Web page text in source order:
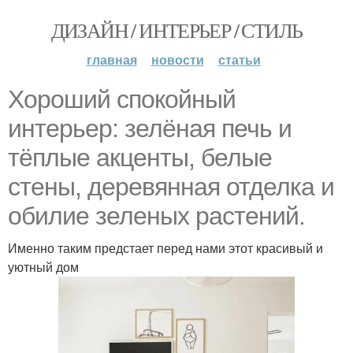
ДИЗАЙН / ИНТЕРЬЕР / СТИЛЬ
главная новости статьи
Хороший спокойный
интерьер: зелёная печь и
тёплые акценты, белые
стены, деревянная отделка и
обилие зеленых растений.
Именно таким предстает перед нами этот красивый и
уютный дом